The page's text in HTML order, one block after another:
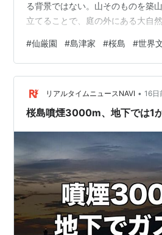
る背景ではない。山そのものを築
立てることで、庭の外にある大自
を見ている感覚が、仙巌園ならで
記事では、仙巌園で何が楽しめる
殿、反射炉跡、薩摩の工芸、庭に
五つの視点から詳しく紹介する。
は1658年に島津家19代光久が築い
#仙厳園 #島津家 #桜島 #世界
リアルタイムニュースNAVI • 16日
桜島噴煙3000m、地下では1